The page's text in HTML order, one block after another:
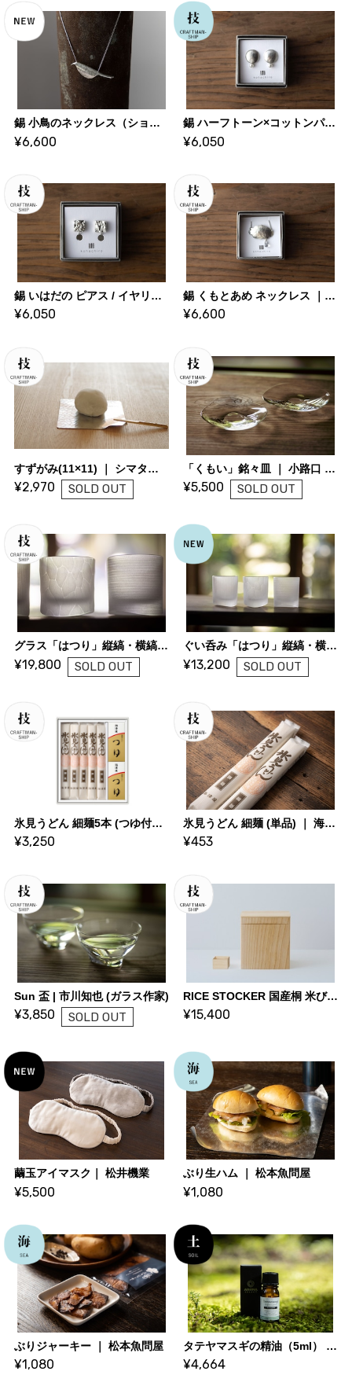
錫 小鳥のネックレス（ショート）｜ 大寺幸八郎商店・KOHACHIRO 博選堂
¥6,600
錫 ハーフトーン×コットンパール まるピアス / イヤリング ｜ 大寺幸八郎商店・KOHACHIRO 博選堂
¥6,050
錫 いはだの ピアス / イヤリング スクエア ｜ 大寺幸八郎商店・KOHACHIRO 博選堂
¥6,050
錫 くもとあめ ネックレス ｜ 大寺幸八郎商店・KOHACHIRO 博選堂
¥6,600
すずがみ(11×11) ｜ シマタニ昇龍工房
¥2,970 SOLD OUT
「くもい」銘々皿 ｜ 小路口 力恵 (ガラス作家)
¥5,500 SOLD OUT
グラス「はつり」縦縞・横縞・ひし形 ｜ 小路口 力恵 (ガラス作家)
¥19,800 SOLD OUT
ぐい呑み「はつり」縦縞・横縞・ひし形 ｜ 小路口 力恵 (ガラス作家)
¥13,200 SOLD OUT
氷見うどん 細麺5本 (つゆ付き) ｜ 海津屋
¥3,250
氷見うどん 細麺 (単品) ｜ 海津屋
¥453
Sun 盃 | 市川知也 (ガラス作家)
¥3,850 SOLD OUT
RICE STOCKER 国産桐 米びつ ライスストッカー【2kg 蜜蝋】 | KIRIFT 美術木箱うらた | KIRIFT Artwork wooden box Urata
¥15,400
繭玉アイマスク｜ 松井機業
¥5,500
ぶり生ハム ｜ 松本魚問屋
¥1,080
ぶりジャーキー ｜ 松本魚問屋
¥1,080
タテヤマスギの精油（5ml） ｜ アロマセレクト
¥4,664